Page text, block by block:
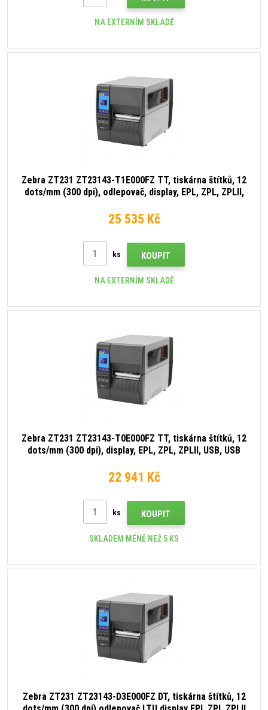
NA EXTERNÍM SKLADĚ
Zebra ZT231 ZT23143-T1E000FZ TT, tiskárna štítků, 12
dots/mm (300 dpi), odlepovač, display, EPL, ZPL, ZPLII,
25 535 Kč
ks KOUPIT
NA EXTERNÍM SKLADĚ
Zebra ZT231 ZT23143-T0E000FZ TT, tiskárna štítků, 12
dots/mm (300 dpi), display, EPL, ZPL, ZPLII, USB, USB
22 941 Kč
ks KOUPIT
SKLADEM MÉNĚ NEŽ 5 KS
Zebra ZT231 ZT23143-D3E000FZ DT, tiskárna štítků, 12